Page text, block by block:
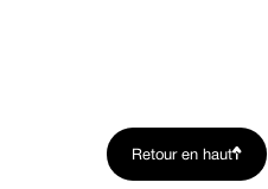
Retour en haut